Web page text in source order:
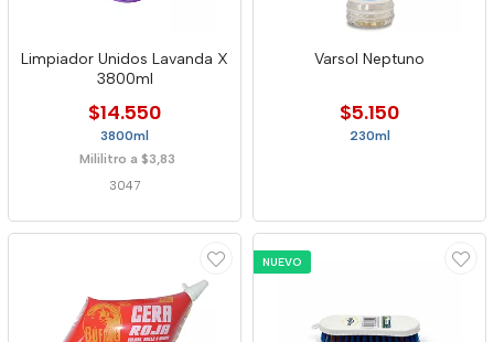
Limpiador Unidos Lavanda X
3800ml
$14.550
3800ml
Mililitro a $3,83
3047
Varsol Neptuno
$5.150
230ml
NUEVO